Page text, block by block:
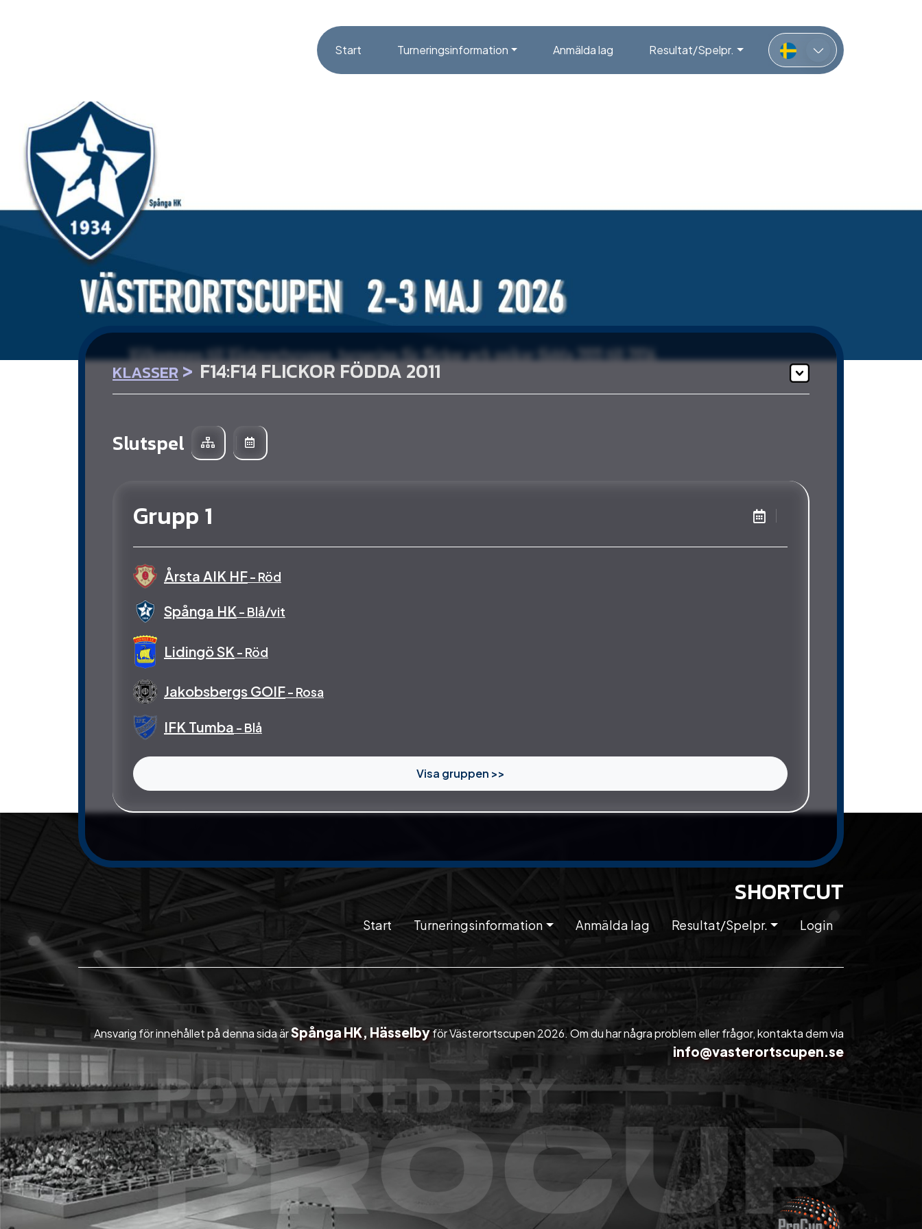
Start Turneringsinformation Anmälda lag Resultat/Spelpr.
KLASSER > F14:F14 FLICKOR FÖDDA 2011
Slutspel
Grupp 1
Årsta AIK HF- Röd
Spånga HK - Blå/vit
Lidingö SK - Röd
Jakobsbergs GOIF- Rosa
IFK Tumba - Blå
Visa gruppen >>
SHORTCUT
Start Turneringsinformation Anmälda lag Resultat/Spelpr. Login
Ansvarig för innehållet på denna sida ärSpånga HK, Hässelbyför Västerortscupen 2026. Om du har några problem eller frågor, kontakta dem via
info@vasterortscupen.se